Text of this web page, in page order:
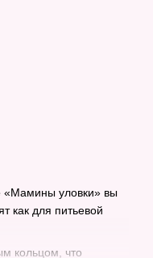
«Мамины уловки» вы
как для питьевой
кольцом, что